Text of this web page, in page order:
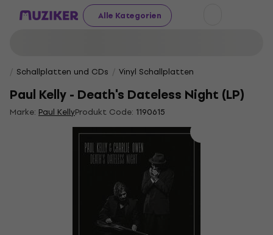
Alle Kategorien
Schallplatten und CDs Vinyl Schallplatten
Paul Kelly - Death's Dateless Night (LP)
Marke: Paul KellyProdukt Code: 1190615